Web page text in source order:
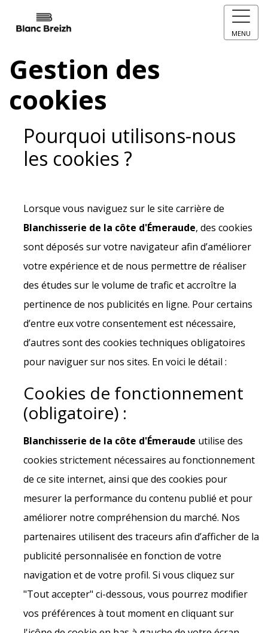
MENU
Gestion des
cookies
Pourquoi utilisons-nous
les cookies ?
Lorsque vous naviguez sur le site carrière de
Blanchisserie de la côte d'Émeraude, des cookies
sont déposés sur votre navigateur afin d’améliorer
votre expérience et de nous permettre de réaliser
des études sur le volume de trafic et accroître la
pertinence de nos publicités en ligne. Pour certains
d’entre eux votre consentement est nécessaire,
d’autres sont des cookies techniques obligatoires
pour naviguer sur nos sites. En voici le détail :
Cookies de fonctionnement
(obligatoire) :
Blanchisserie de la côte d'Émeraude utilise des
cookies strictement nécessaires au fonctionnement
de ce site internet, ainsi que des cookies pour
mesurer la performance du contenu publié et pour
améliorer notre compréhension du marché. Nos
partenaires utilisent des traceurs afin d’afficher de la
publicité personnalisée en fonction de votre
navigation et de votre profil. Si vous cliquez sur
"Tout accepter" ci-dessous, vous pourrez modifier
vos préférences à tout moment en cliquant sur